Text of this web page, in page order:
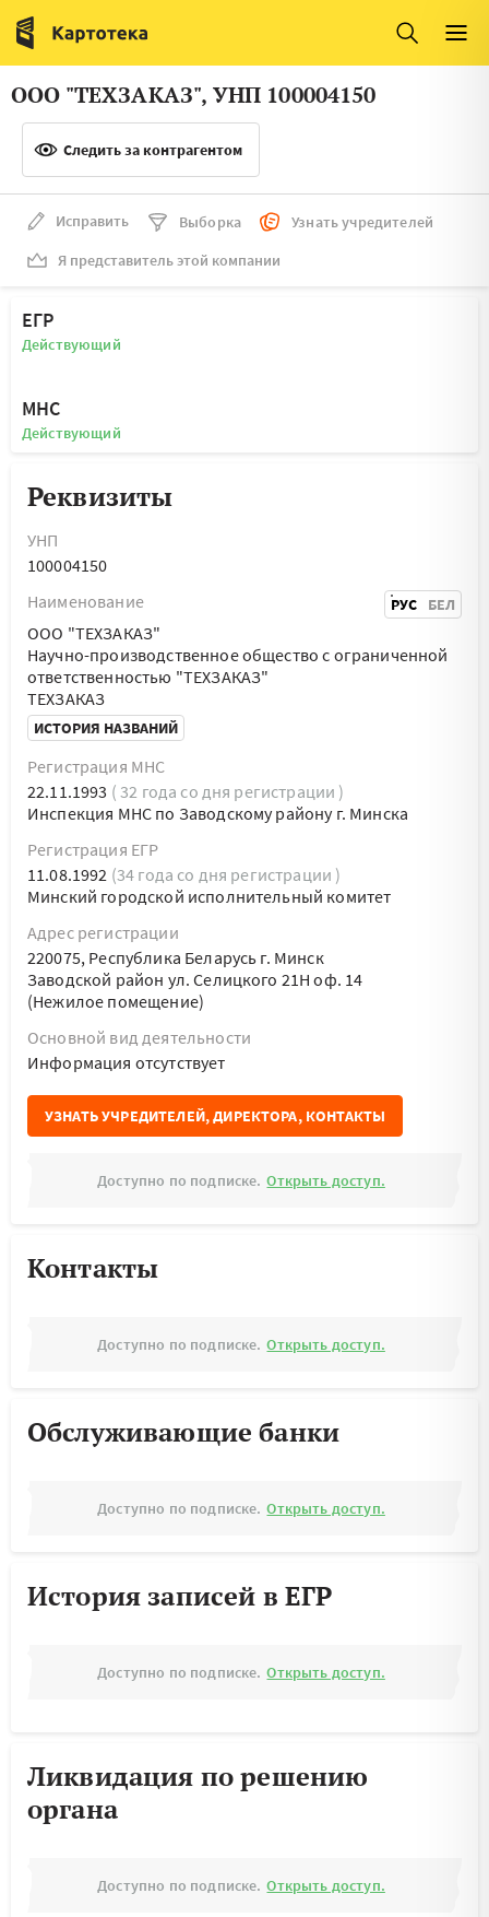
Италия
Люксембург
Литва
Нидерланды
ООО "ТЕХЗАКАЗ", УНП 100004150
Следить за контрагентом
Исправить Выборка
Узнать учредителей
Я представитель этой компании
ЕГР
Действующий
МНС
Действующий
Реквизиты
УНП
100004150
Наименование
РУС БЕЛ
ООО "ТЕХЗАКАЗ"
Научно-производственное общество с ограниченной
ответственностью "ТЕХЗАКАЗ"
ТЕХЗАКАЗ
ИСТОРИЯ НАЗВАНИЙ
Регистрация МНС
22.11.1993 ( 32 года со дня регистрации )
Инспекция МНС по Заводскому району г. Минска
Регистрация ЕГР
11.08.1992 (34 года со дня регистрации )
Минский городской исполнительный комитет
Адрес регистрации
220075, Республика Беларусь г. Минск
Заводской район ул. Селицкого 21Н оф. 14
(Нежилое помещение)
Основной вид деятельности
Информация отсутствует
УЗНАТЬ УЧРЕДИТЕЛЕЙ, ДИРЕКТОРА, КОНТАКТЫ
Доступно по подписке. Открыть доступ.
Контакты
Доступно по подписке. Открыть доступ.
Обслуживающие банки
Доступно по подписке. Открыть доступ.
История записей в ЕГР
Доступно по подписке. Открыть доступ.
Ликвидация по решению
органа
Доступно по подписке. Открыть доступ.